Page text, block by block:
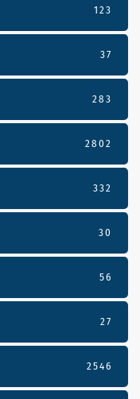
123
37
283
2802
332
30
56
27
2546